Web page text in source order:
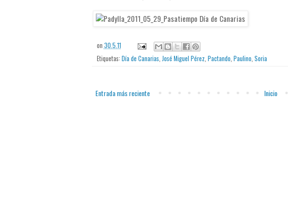
on 30.5.11
Etiquetas: Día de Canarias, José Miguel Pérez, Pactando, Paulino, Soria
Entrada más reciente Inicio